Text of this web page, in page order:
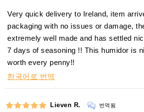
Very quick delivery to Ireland, item
packaging with no issues or damage,
extremely well made and has settled
7 days of seasoning !! This humidor is
worth every penny!!
한국어로 번역
Lieven R. 번역됨